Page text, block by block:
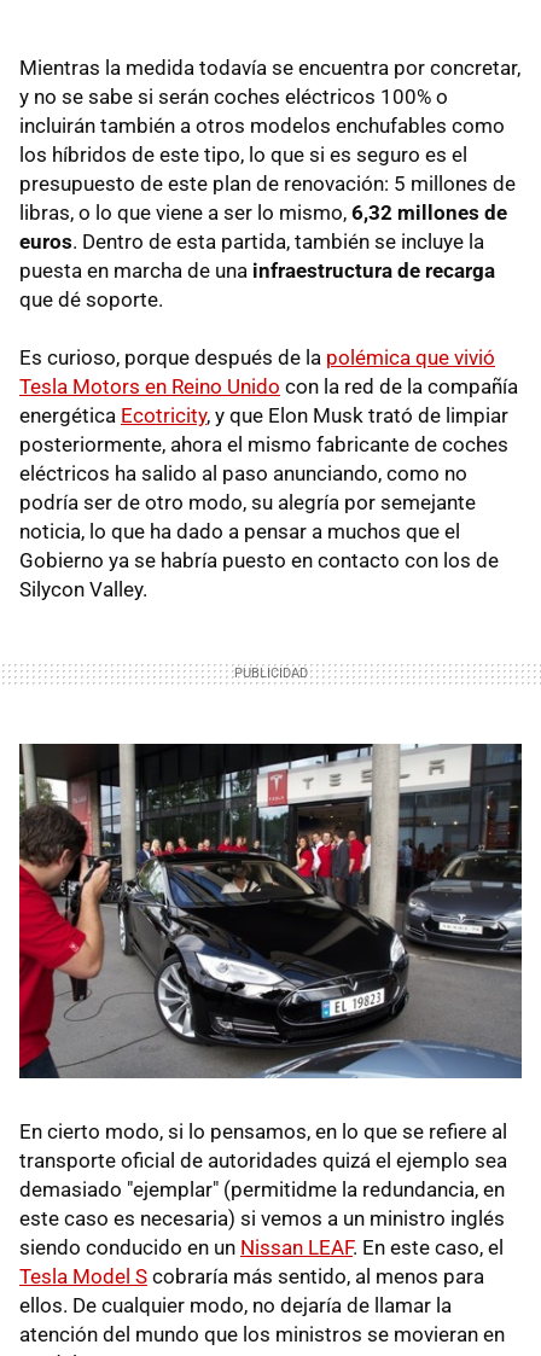
Mientras la medida todavía se encuentra por concretar,
y no se sabe si serán coches eléctricos 100% o
incluirán también a otros modelos enchufables como
los híbridos de este tipo, lo que si es seguro es el
presupuesto de este plan de renovación: 5 millones de
libras, o lo que viene a ser lo mismo, 6,32 millones de
euros. Dentro de esta partida, también se incluye la
puesta en marcha de una infraestructura de recarga
que dé soporte.
Es curioso, porque después de la polémica que vivió
Tesla Motors en Reino Unido con la red de la compañía
energética Ecotricity, y que Elon Musk trató de limpiar
posteriormente, ahora el mismo fabricante de coches
eléctricos ha salido al paso anunciando, como no
podría ser de otro modo, su alegría por semejante
noticia, lo que ha dado a pensar a muchos que el
Gobierno ya se habría puesto en contacto con los de
Silycon Valley.
En cierto modo, si lo pensamos, en lo que se refiere al
transporte oficial de autoridades quizá el ejemplo sea
demasiado "ejemplar" (permitidme la redundancia, en
este caso es necesaria) si vemos a un ministro inglés
siendo conducido en un Nissan LEAF. En este caso, el
Tesla Model S cobraría más sentido, al menos para
ellos. De cualquier modo, no dejaría de llamar la
atención del mundo que los ministros se movieran en